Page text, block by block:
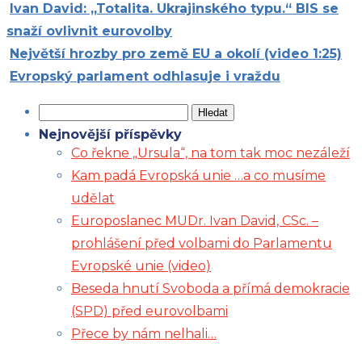
Ivan David: „Totalita. Ukrajinského typu.“ BIS se
snaží ovlivnit eurovolby
Největší hrozby pro země EU a okolí (video 1:25)
Evropský parlament odhlasuje i vraždu
Nejnovější příspěvky
Co řekne „Ursula“, na tom tak moc nezáleží
Kam padá Evropská unie …a co musíme
udělat
Europoslanec MUDr. Ivan David, CSc. –
prohlášení před volbami do Parlamentu
Evropské unie (video)
Beseda hnutí Svoboda a přímá demokracie
(SPD) před eurovolbami
Přece by nám nelhali…